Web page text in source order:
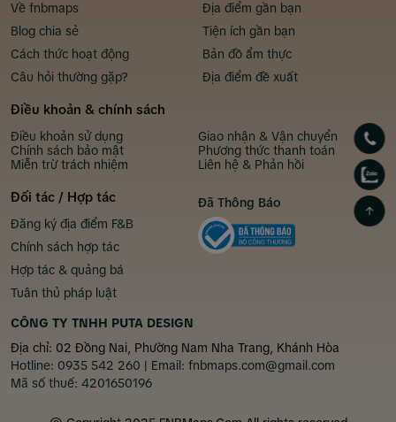
Về fnbmaps
Blog chia sẻ
Cách thức hoạt động
Câu hỏi thường gặp?
Địa điểm gần bạn
Tiện ích gần bạn
Bản đồ ẩm thực
Địa điểm đề xuất
Điều khoản & chính sách
Điều khoản sử dụng
Chính sách bảo mật
Miễn trừ trách nhiệm
Giao nhận & Vận chuyển
Phương thức thanh toán
Liên hệ & Phản hồi
Đối tác / Hợp tác
Đăng ký địa điểm F&B
Chính sách hợp tác
Hợp tác & quảng bá
Tuân thủ pháp luật
CÔNG TY TNHH PUTA DESIGN
Địa chỉ: 02 Đồng Nai, Phường Nam Nha Trang, Khánh Hòa
Hotline: 0935 542 260 | Email: fnbmaps.com@gmail.com
Mã số thuế: 4201650196
Đã Thông Báo